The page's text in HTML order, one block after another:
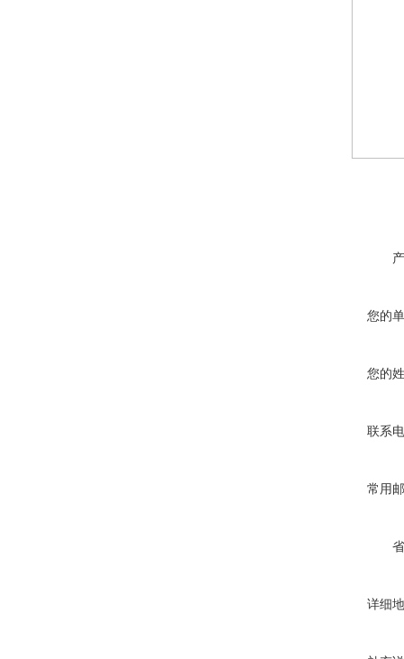
您的
您的
联系
常用
详细